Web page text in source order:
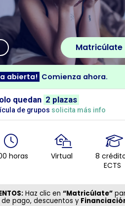
Matricúlate
abierta! Comienza ahora.
quedan 2 plazas
de grupos solicita más info
horas Virtual
8
ECTS
Haz clic en “Matricúlate”
pago, descuentos y